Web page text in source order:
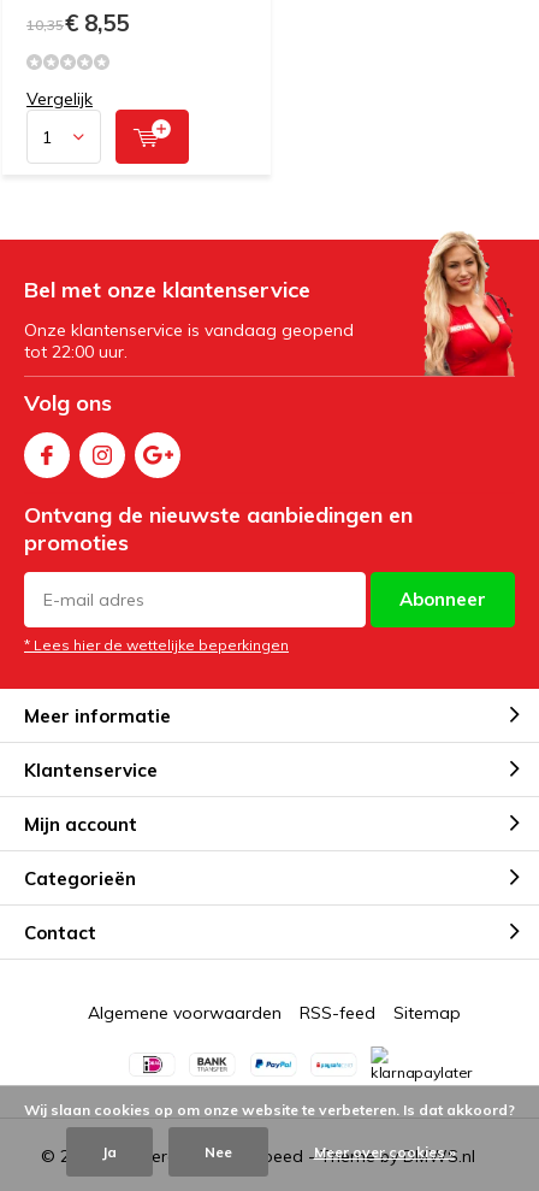
10,35€ 8,55
Vergelijk
Bel met onze klantenservice
Onze klantenservice is vandaag geopend
tot 22:00 uur.
Volg ons
Ontvang de nieuwste aanbiedingen en
promoties
Abonneer
* Lees hier de wettelijke beperkingen
Meer informatie
Klantenservice
Mijn account
Categorieën
Contact
© 2026 - Powered byLightspeed - Theme byDMWS.nl
Algemene voorwaarden RSS-feed Sitemap
Wij slaan cookies op om onze website te verbeteren. Is dat akkoord?
Ja Nee Meer over cookies »